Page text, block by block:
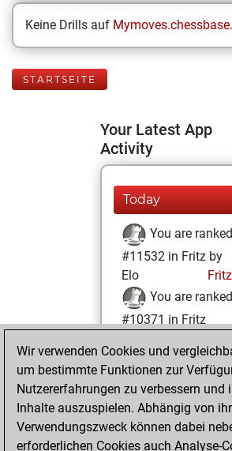
Keine Drills auf
STARTSEITE
Your Latest App
Activity
Today
You are ranked
#11532 in Fritz by
Elo
Fritz
You are ranked
#10371 in Fritz
Dienstag, April
2026
You achieved
BeautyScore of 21
Wir verwenden Cookies und
um bestimmte Funktionen zur
Nutzererfahrungen zu verbessern und
Inhalte auszuspielen. Abhängig von
Verwendungszweck können dabei
erforderlichen Cookies auch Analyse-